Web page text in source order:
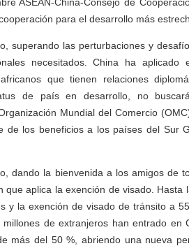
para el desarrollo más
superando las perturbaciones y
necesitados. China ha
que tienen relaciones
de país en desarrollo, no
Mundial del Comercio
de los beneficios a los países del Sur
dando la bienvenida a los amigos de
que aplica la exención de visado.
y la exención de visado de tránsito a
de extranjeros han entrado en
más del 50 %, abriendo una nueva